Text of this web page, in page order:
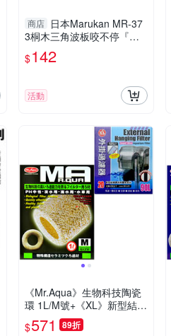
商店 日本Marukan MR-37
3桐木三角波板咬不停『寵
喵樂旗艦店』
$142
活動
《Mr.Aqua》生物科技陶瓷
環 1L/M號+《XL》新型結構
外掛過濾器 (適用20cm以
$571 89折